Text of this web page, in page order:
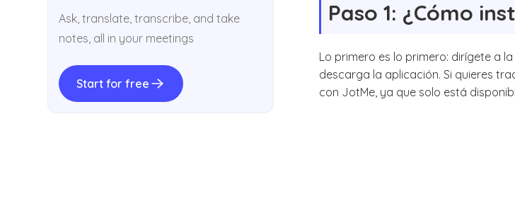
Ask, translate, transcribe, and take
notes, all in your meetings
Start for free
Paso 1: ¿Cómo
Lo primero es lo primero: dirígete a
descarga la aplicación. Si quieres
con JotMe, ya que solo está